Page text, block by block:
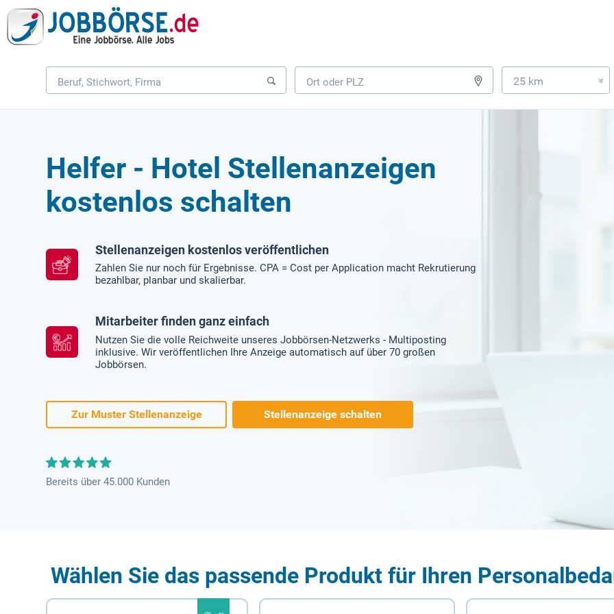
25 km »
Helfer - Hotel Stellenanzeigen
kostenlos schalten
Stellenanzeigen kostenlos veröffentlichen
Zahlen Sie nur noch für Ergebnisse. CPA = Cost per Application macht Rekrutierung
bezahlbar, planbar und skalierbar.
Mitarbeiter finden ganz einfach
Nutzen Sie die volle Reichweite unseres Jobbörsen-Netzwerks - Multiposting
inklusive. Wir veröffentlichen Ihre Anzeige automatisch auf über 70 großen
Jobbörsen.
Zur Muster Stellenanzeige Stellenanzeige schalten
Bereits über 45.000 Kunden
Wählen Sie das passende Produkt für Ihren